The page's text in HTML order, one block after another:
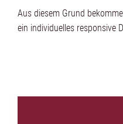
Aus diesem Grund
ein individuelles responsive